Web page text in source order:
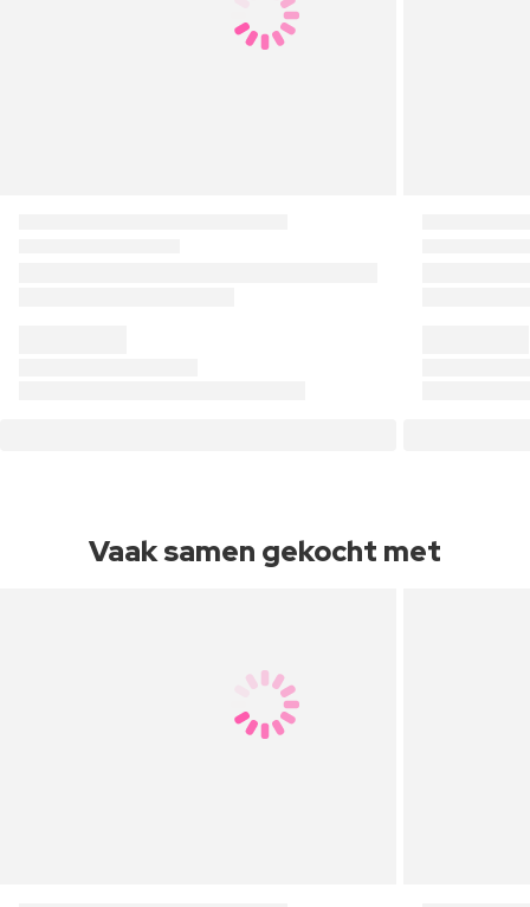
Vaak samen gekocht met